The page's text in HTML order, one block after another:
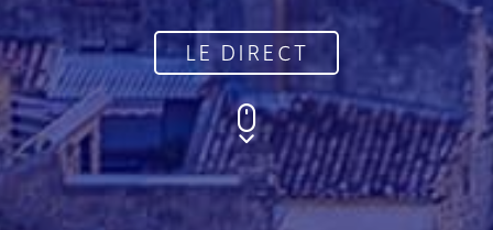
LE DIRECT